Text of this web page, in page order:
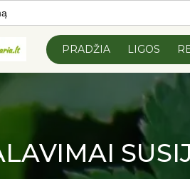
PRADŽIA LIGOS